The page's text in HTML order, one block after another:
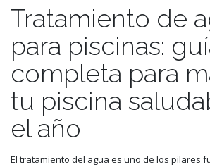
Tratamiento de
para piscinas:
completa para
tu piscina
el año
El tratamiento del agua es uno de los pilares